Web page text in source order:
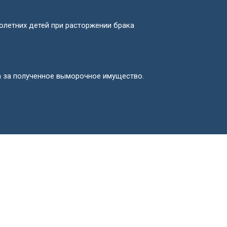
детей при расторжении брака
полученное выморочное имущество.